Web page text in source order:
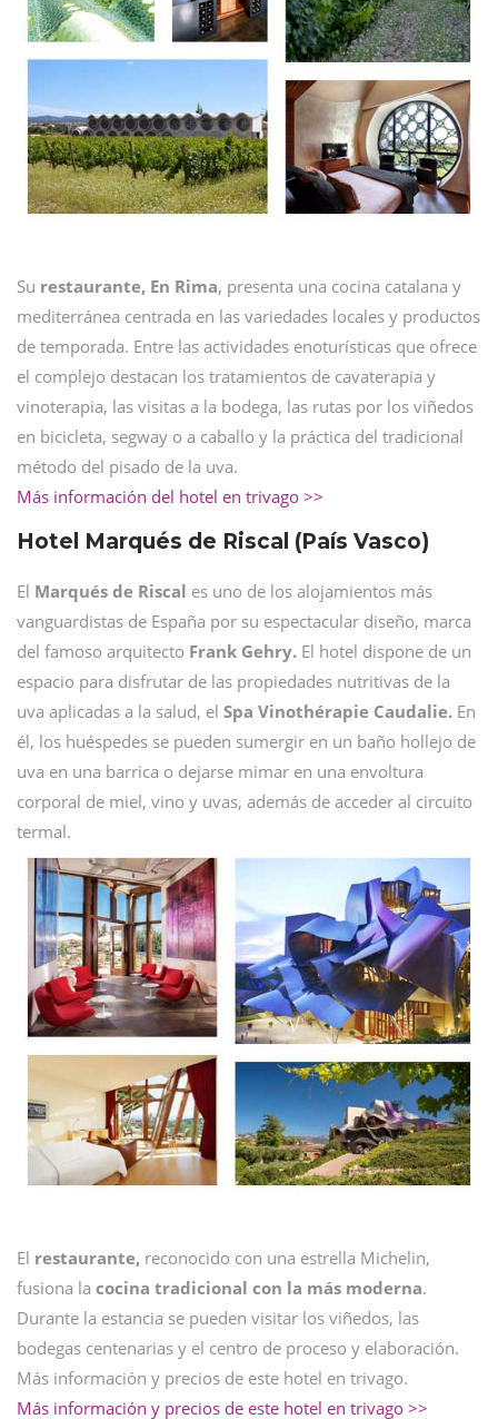
Su restaurante, En Rima, presenta una cocina catalana y
mediterránea centrada en las variedades locales y productos
de temporada. Entre las actividades enoturísticas que ofrece
el complejo destacan los tratamientos de cavaterapia y
vinoterapia, las visitas a la bodega, las rutas por los viñedos
en bicicleta, segway o a caballo y la práctica del tradicional
método del pisado de la uva.
Más información del hotel en trivago >>
Hotel Marqués de Riscal (País Vasco)
El Marqués de Riscal es uno de los alojamientos más
vanguardistas de España por su espectacular diseño, marca
del famoso arquitecto Frank Gehry. El hotel dispone de un
espacio para disfrutar de las propiedades nutritivas de la
uva aplicadas a la salud, el Spa Vinothérapie Caudalie. En
él, los huéspedes se pueden sumergir en un baño hollejo de
uva en una barrica o dejarse mimar en una envoltura
corporal de miel, vino y uvas, además de acceder al circuito
termal.
El restaurante, reconocido con una estrella Michelin,
fusiona la cocina tradicional con la más moderna.
Durante la estancia se pueden visitar los viñedos, las
bodegas centenarias y el centro de proceso y elaboración.
Más información y precios de este hotel en trivago.
Más información y precios de este hotel en trivago >>